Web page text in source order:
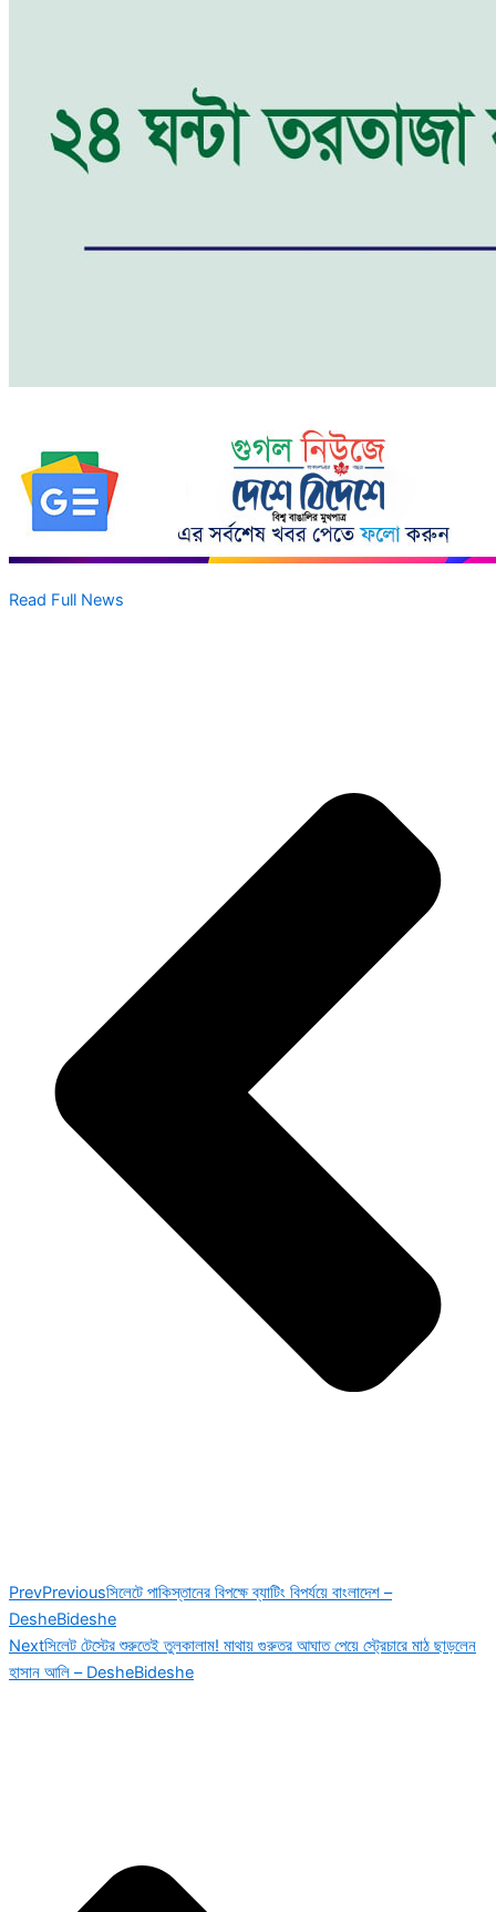
Read Full News
PrevPreviousসিলেটে পাকিস্তানের বিপক্ষে ব্যাটিং বিপর্যয়ে বাংলাদেশ –
DesheBideshe
Nextসিলেট টেস্টের শুরুতেই তুলকালাম! মাথায় গুরুতর আঘাত পেয়ে স্ট্রেচারে মাঠ ছাড়লেন
হাসান আলি – DesheBideshe